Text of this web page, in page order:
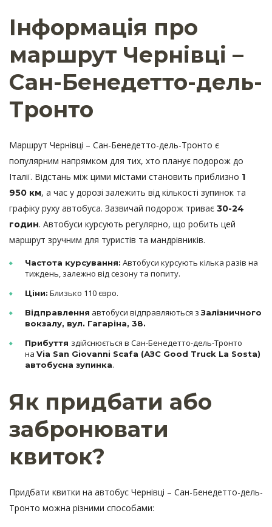
Інформація про
маршрут Чернівці –
Сан-Бенедетто-дель-
Тронто
Маршрут Чернівці – Сан-Бенедетто-дель-Тронто є
популярним напрямком для тих, хто планує подорож до
Італії. Відстань між цими містами становить приблизно 1
950 км, а час у дорозі залежить від кількості зупинок та
графіку руху автобуса. Зазвичай подорож триває 30-24
годин. Автобуси курсують регулярно, що робить цей
маршрут зручним для туристів та мандрівників.
Частота курсування: Автобуси курсують кілька разів на
тиждень, залежно від сезону та попиту.
Ціни: Близько 110 євро.
Відправлення автобуси відправляються зЗалізничного
вокзалу, вул. Гагаріна, 38.
Прибуття здійснюється в Сан-Бенедетто-дель-Тронто
на Via San Giovanni Scafa (АЗС Good Truck La Sosta)
автобусна зупинка.
Як придбати або
забронювати
квиток?
Придбати квитки на автобус Чернівці – Сан-Бенедетто-дель-
Тронто можна різними способами: